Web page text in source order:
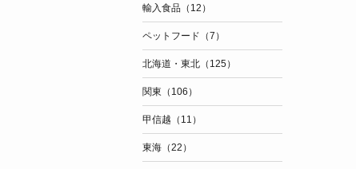
輸入食品（12）
ペットフード（7）
北海道・東北（125）
関東（106）
甲信越（11）
東海（22）